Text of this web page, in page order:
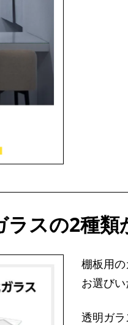
スの2種類
棚板用
お選びい
透明ガ